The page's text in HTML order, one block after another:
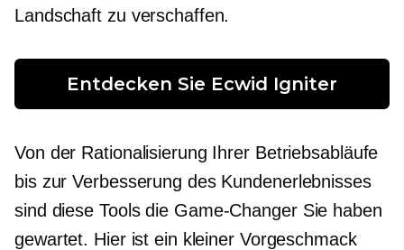
Landschaft zu verschaffen.
Entdecken Sie Ecwid Igniter
Von der Rationalisierung Ihrer Betriebsabläufe
bis zur Verbesserung des Kundenerlebnisses
sind diese Tools die Game-ChangerSie haben
gewartet. Hier ist ein kleiner Vorgeschmack